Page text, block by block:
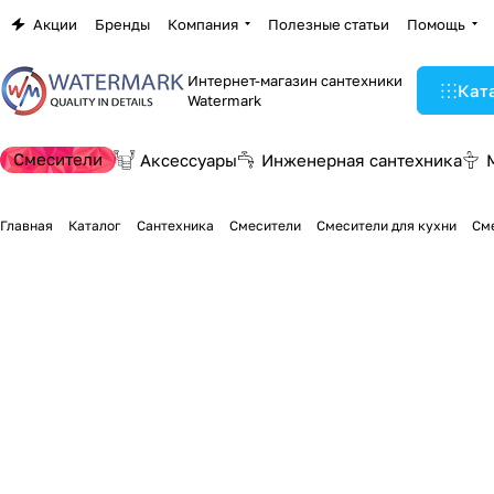
Акции Бренды Компания Полезные статьи Помощь
Интернет-магазин сантехники
Watermark
Смесители Аксессуары Инженерная сантехника
Главная Каталог Сантехника Смесители Смесители для кухни